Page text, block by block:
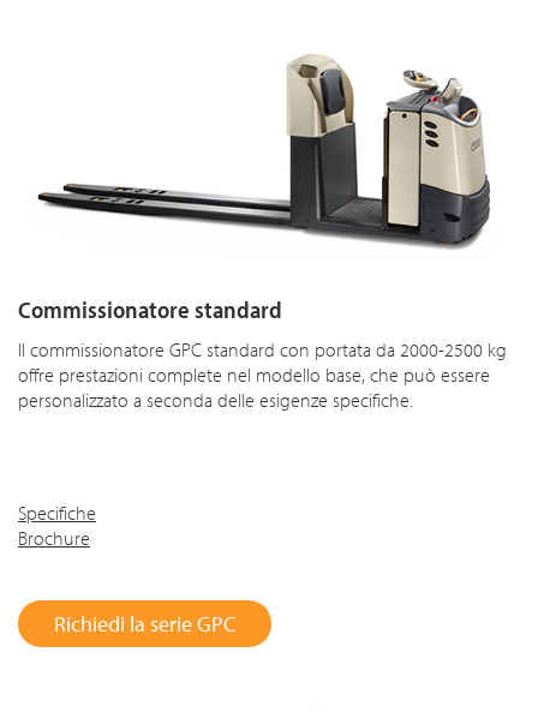
Commissionatore standard
Il commissionatore GPC standard con portata da 2000-2500 kg
offre prestazioni complete nel modello base, che può essere
personalizzato a seconda delle esigenze specifiche.
Specifiche
Brochure
Richiedi la serie GPC